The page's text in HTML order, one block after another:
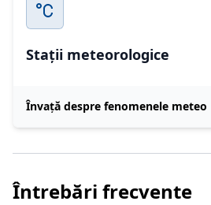
Stații meteorologice
Învață despre fenomenele meteo
Întrebări frecvente